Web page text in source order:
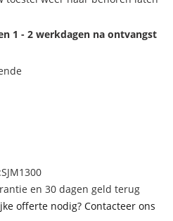
1 - 2 werkdagen na ontvangst
en 30 dagen geld terug
offerte nodig? Contacteer ons